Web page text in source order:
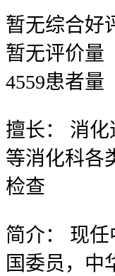
暂无综合好
暂无评价量
4559患者量
擅长：
消化
等消化科各
检查
简介：
现任
国委员，中